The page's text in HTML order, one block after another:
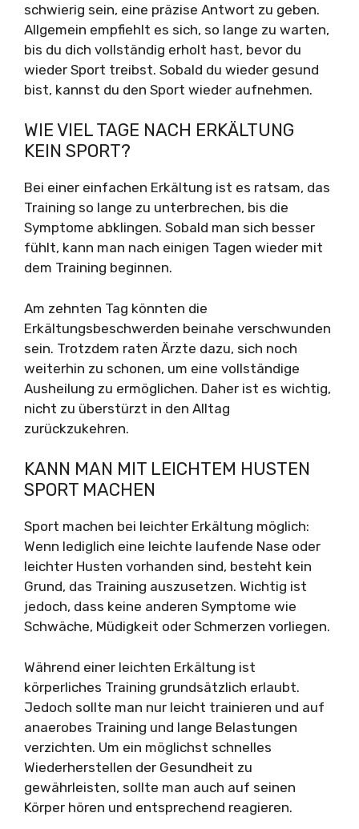
schwierig sein, eine präzise Antwort zu geben.
Allgemein empfiehlt es sich, so lange zu warten,
bis du dich vollständig erholt hast, bevor du
wieder Sport treibst. Sobald du wieder gesund
bist, kannst du den Sport wieder aufnehmen.
WIE VIEL TAGE NACH ERKÄLTUNG
KEIN SPORT?
Bei einer einfachen Erkältung ist es ratsam, das
Training so lange zu unterbrechen, bis die
Symptome abklingen. Sobald man sich besser
fühlt, kann man nach einigen Tagen wieder mit
dem Training beginnen.
Am zehnten Tag könnten die
Erkältungsbeschwerden beinahe verschwunden
sein. Trotzdem raten Ärzte dazu, sich noch
weiterhin zu schonen, um eine vollständige
Ausheilung zu ermöglichen. Daher ist es wichtig,
nicht zu überstürzt in den Alltag
zurückzukehren.
KANN MAN MIT LEICHTEM HUSTEN
SPORT MACHEN
Sport machen bei leichter Erkältung möglich:
Wenn lediglich eine leichte laufende Nase oder
leichter Husten vorhanden sind, besteht kein
Grund, das Training auszusetzen. Wichtig ist
jedoch, dass keine anderen Symptome wie
Schwäche, Müdigkeit oder Schmerzen vorliegen.
Während einer leichten Erkältung ist
körperliches Training grundsätzlich erlaubt.
Jedoch sollte man nur leicht trainieren und auf
anaerobes Training und lange Belastungen
verzichten. Um ein möglichst schnelles
Wiederherstellen der Gesundheit zu
gewährleisten, sollte man auch auf seinen
Körper hören und entsprechend reagieren.